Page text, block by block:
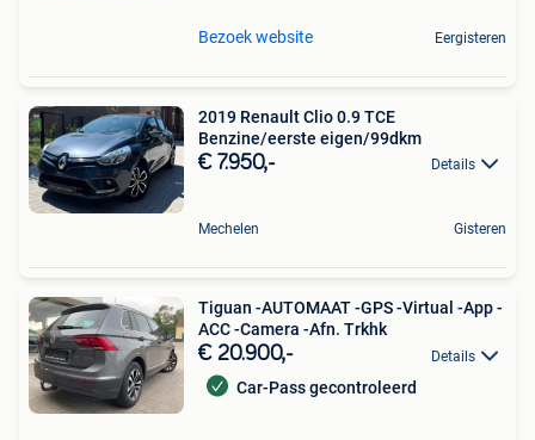
Bezoek website Eergisteren
2019 Renault Clio 0.9 TCE
Benzine/eerste eigen/99dkm
€ 7.950,- Details
Mechelen Gisteren
Tiguan -AUTOMAAT -GPS -Virtual -App -
ACC -Camera -Afn. Trkhk
€ 20.900,- Details
Car-Pass gecontroleerd